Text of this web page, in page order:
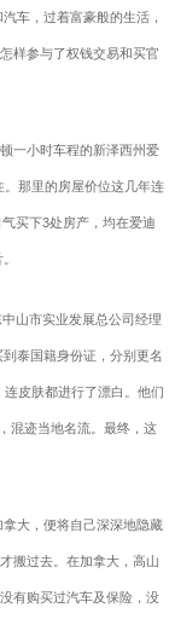
车，过着富豪般的生活，
样参与了权钱交易和买官
一小时车程的新泽西州爱
那里的房屋价位这几年连
买下3处房产，均在爱迪
山市实业发展总公司经理
泰国籍身份证，分别更名
皮肤都进行了漂白。他们
混迹当地名流。最终，这
大，便将自己深深地隐藏
搬过去。在加拿大，高山
有购买过汽车及保险，没